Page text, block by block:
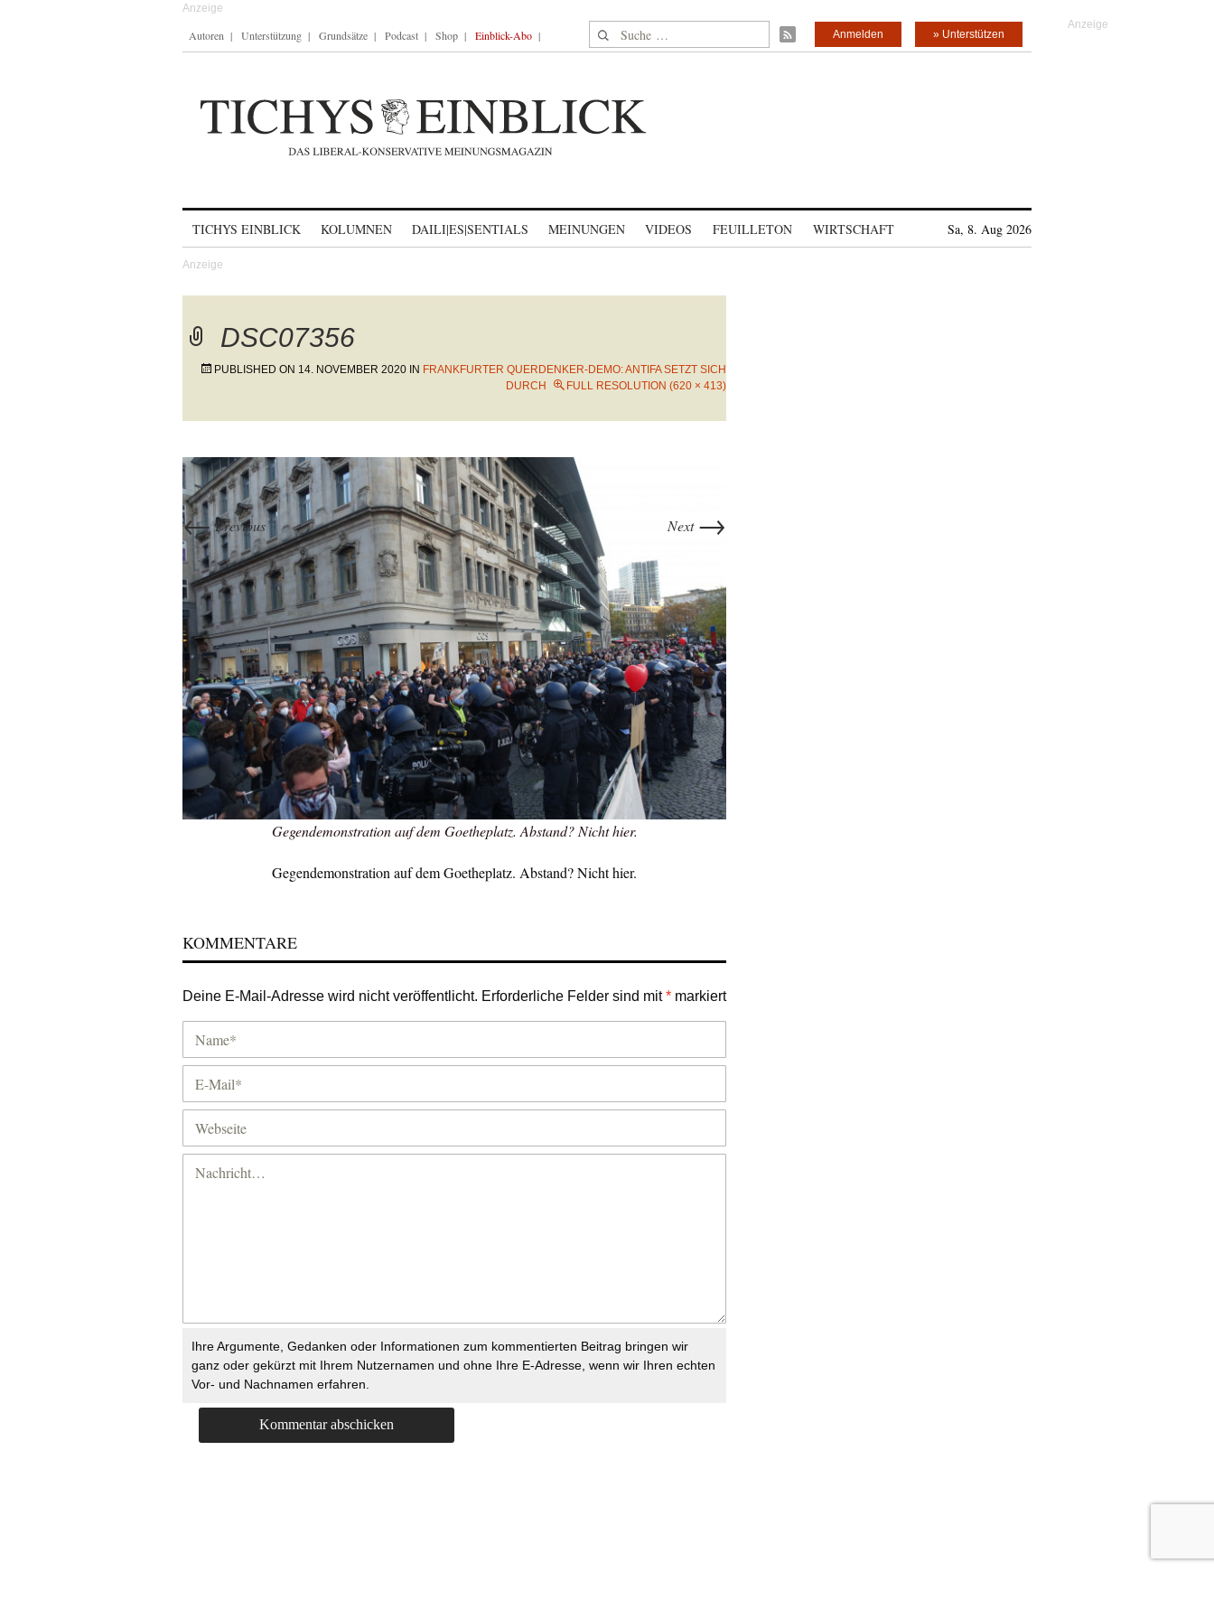
Autoren Unterstützung Grundsätze Podcast Shop Einblick-Abo Suche nach: » Unterstützen
Anmelden
TICHYS EINBLICK KOLUMNEN DAILI|ES|SENTIALS MEINUNGEN VIDEOS FEUILLETON WIRTSCHAFT Sa, 8. Aug 2026
DSC07356
PUBLISHED ON 14. NOVEMBER 2020 IN FRANKFURTER QUERDENKER-DEMO: ANTIFA SETZT SICH
DURCH
FULL RESOLUTION (620 × 413)
←Previous Next →
Gegendemonstration auf dem Goetheplatz. Abstand? Nicht hier.
Gegendemonstration auf dem Goetheplatz. Abstand? Nicht hier.
KOMMENTARE
Deine E-Mail-Adresse wird nicht veröffentlicht. Erforderliche Felder sind mit* markiert
Ihre Argumente, Gedanken oder Informationen zum kommentierten Beitrag bringen wir
ganz oder gekürzt mit Ihrem Nutzernamen und ohne Ihre E-Adresse, wenn wir Ihren echten
Vor- und Nachnamen erfahren.